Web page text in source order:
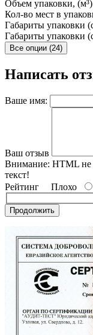
Объем упаковки, (м³)
Кол-во мест в
Габариты упаковки
Габариты упаковки
Все опции (24)
Написать
Ваше имя:
Ваш отзыв
Внимание: HTML не
текст!
Рейтинг Плохо
Продолжить